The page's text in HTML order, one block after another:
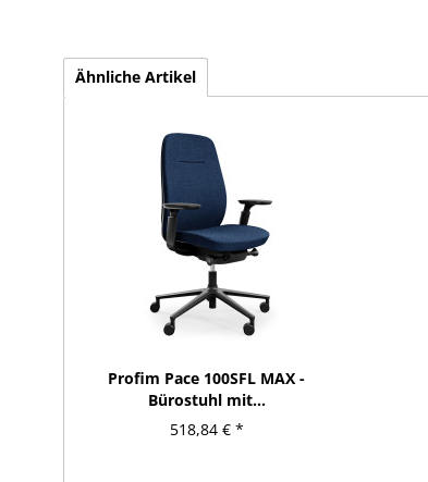
Ähnliche Artikel
Profim Pace 100SFL MAX -
Bürostuhl mit...
518,84 € *